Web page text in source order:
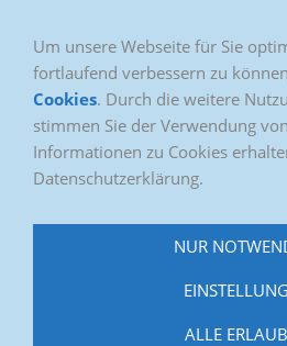
Navigation einblenden
Um unsere Webseite für Sie
fortlaufend verbessern zu
Cookies. Durch die weitere
stimmen Sie der Verwendung
Informationen zu Cookies
Datenschutzerklärung.
NUR
ALLE